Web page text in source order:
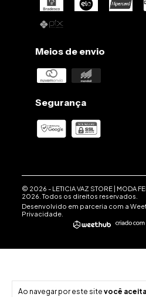
Ao navegar por este site você
Meios de envio
Segurança
© 2026 - LETICIA VAZ STORE | MODA
2026. Todos os direitos reservados.
Desenvolvido em parceria com a
Privacidade